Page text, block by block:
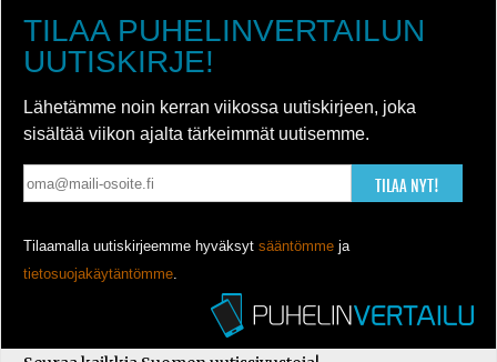
TILAA PUHELINVERTAILUN
UUTISKIRJE!
Lähetämme noin kerran viikossa uutiskirjeen, joka
sisältää viikon ajalta tärkeimmät uutisemme.
TILAA NYT!
Tilaamalla uutiskirjeemme hyväksyt sääntömme ja
tietosuojakäytäntömme.